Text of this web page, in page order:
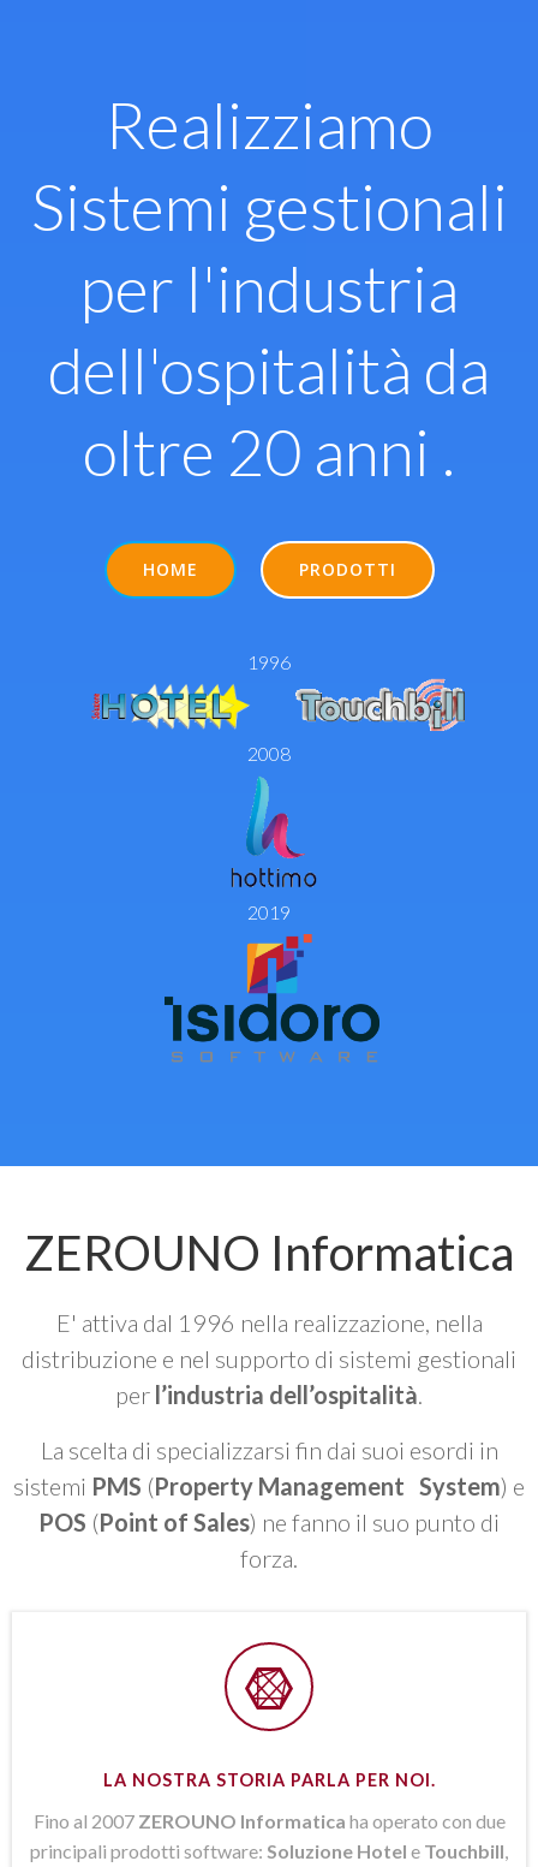
Realizziamo
Sistemi gestionali
per l'industria
dell'ospitalità da
oltre 20 anni .
HOME PRODOTTI
1996
2008
2019
ZEROUNO Informatica
E' attiva dal 1996 nella realizzazione, nella
distribuzione e nel supporto di sistemi gestionali
per l’industria dell’ospitalità
La scelta di specializzarsi fin dai suoi esordi in
sistemi PMS (Property Management System) e
POS (Point of Sales) ne fanno il suo punto di
forza.
LA NOSTRA STORIA PARLA PER NOI.
Fino al 2007 ZEROUNO Informatica ha operato con due
principali prodotti software: Soluzione Hotel e Touchbill